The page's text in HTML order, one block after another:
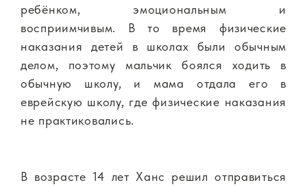
ребёнком, эмоциональным и
восприимчивым. В то время физические
наказания детей в школах были обычным
делом, поэтому мальчик боялся ходить в
обычную школу, и мама отдала его в
еврейскую школу, где физические наказания
не практиковались.
В возрасте 14 лет Ханс решил отправиться